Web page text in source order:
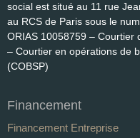
social est situé au 11 rue
au RCS de Paris sous le
ORIAS 10058759 – Courtier
– Courtier en opérations de
(COBSP)
Financement
Financement Entreprise